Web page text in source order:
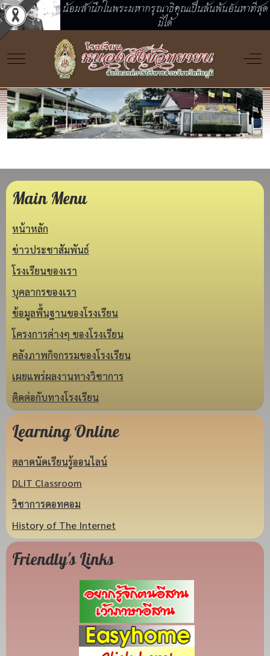
น้อมสำนึกในพระมหากรุณาธิคุณเป็นล้นพ้นอันหาที่สุด
มิได้
Mobile Menu Toggle
ยินดีต้อนรับทุกท่านสู่โรงเรียนหนองสังข์วิทยายน
Main Menu
หน้าหลัก
ข่าวประชาสัมพันธ์
โรงเรียนของเรา
บุคลากรของเรา
ข้อมูลพื้นฐานของโรงเรียน
โครงการต่างๆ ของโรงเรียน
คลังภาพกิจกรรมของโรงเรียน
เผยแพร่ผลงานทางวิชาการ
ติดต่อกับทางโรงเรียน
Learning Online
ตลาดนัดเรียนรู้ออนไลน์
DLIT Classroom
วิชาการดอทคอม
History of The Internet
Friendly's Links